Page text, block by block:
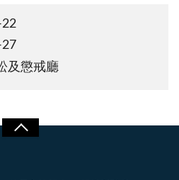
及懲戒廳